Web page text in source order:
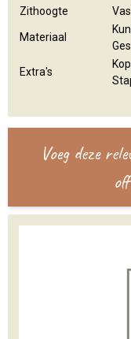
Zithoogte
Materiaal
Extra's
Voeg deze